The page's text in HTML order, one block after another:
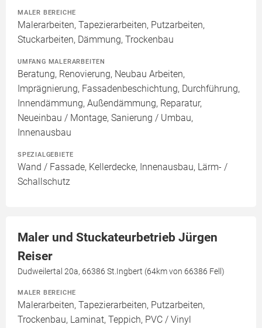
MALER BEREICHE
Malerarbeiten, Tapezierarbeiten, Putzarbeiten,
Stuckarbeiten, Dämmung, Trockenbau
UMFANG MALERARBEITEN
Beratung, Renovierung, Neubau Arbeiten,
Imprägnierung, Fassadenbeschichtung, Durchführung,
Innendämmung, Außendämmung, Reparatur,
Neueinbau / Montage, Sanierung / Umbau,
Innenausbau
SPEZIALGEBIETE
Wand / Fassade, Kellerdecke, Innenausbau, Lärm- /
Schallschutz
Maler und Stuckateurbetrieb Jürgen
Reiser
Dudweilertal 20a, 66386 St.Ingbert (64km von 66386 Fell)
MALER BEREICHE
Malerarbeiten, Tapezierarbeiten, Putzarbeiten,
Trockenbau, Laminat, Teppich, PVC / Vinyl